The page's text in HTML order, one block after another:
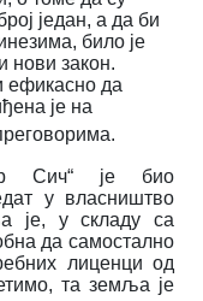
један, а да би
било је
нови закон.
ефикасно да
је на
Сич“ је био
у власништво
је, у складу са
да самостално
лиценци од
та земља је